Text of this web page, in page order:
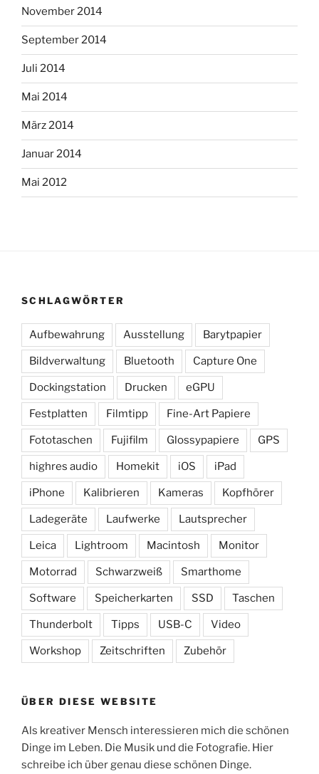
November 2014
September 2014
Juli 2014
Mai 2014
März 2014
Januar 2014
Mai 2012
SCHLAGWÖRTER
Aufbewahrung Ausstellung Barytpapier
Bildverwaltung Bluetooth Capture One
Dockingstation Drucken eGPU
Festplatten Filmtipp Fine-Art Papiere
Fototaschen Fujifilm Glossypapiere GPS
highres audio Homekit iOS iPad
iPhone Kalibrieren Kameras Kopfhörer
Ladegeräte Laufwerke Lautsprecher
Leica Lightroom Macintosh Monitor
Motorrad Schwarzweiß Smarthome
Software Speicherkarten SSD Taschen
Thunderbolt Tipps USB-C Video
Workshop Zeitschriften Zubehör
ÜBER DIESE WEBSITE
Als kreativer Mensch interessieren mich die schönen
Dinge im Leben. Die Musik und die Fotografie. Hier
schreibe ich über genau diese schönen Dinge.